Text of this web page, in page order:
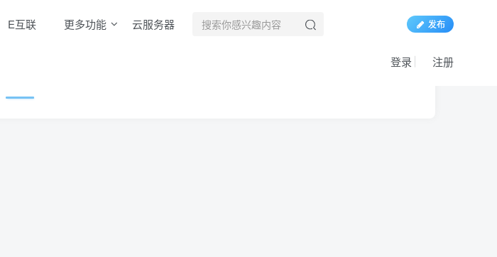
E互联 更多功能 云服务器 发布
登录 注册